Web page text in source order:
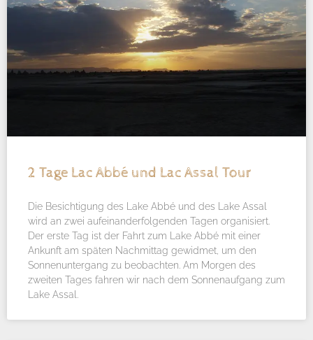
2 Tage Lac Abbé und Lac Assal Tour
Die Besichtigung des Lake Abbé und des Lake Assal
wird an zwei aufeinanderfolgenden Tagen organisiert.
Der erste Tag ist der Fahrt zum Lake Abbé mit einer
Ankunft am späten Nachmittag gewidmet, um den
Sonnenuntergang zu beobachten. Am Morgen des
zweiten Tages fahren wir nach dem Sonnenaufgang zum
Lake Assal.